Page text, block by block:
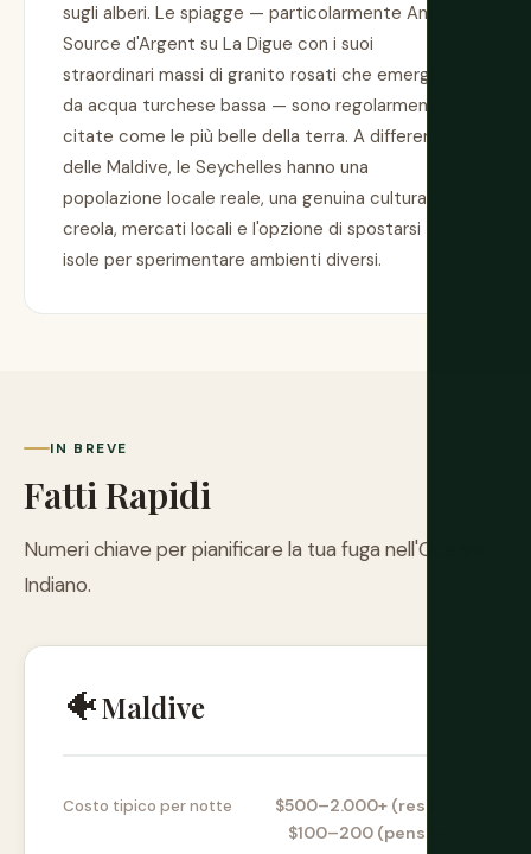
sugli alberi. Le spiagge — particolarmente Anse
Source d'Argent su La Digue con i suoi
straordinari massi di granito rosati che emergono
da acqua turchese bassa — sono regolarmente
citate come le più belle della terra. A differenza
delle Maldive, le Seychelles hanno una
popolazione locale reale, una genuina cultura
creola, mercati locali e l'opzione di spostarsi tra le
isole per sperimentare ambienti diversi.
IN BREVE
Fatti Rapidi
Numeri chiave per pianificare la tua fuga nell'Oceano
Indiano.
🐠Maldive
Costo tipico per notte
$500–2.000+ (resort) /
$100–200 (pensione)